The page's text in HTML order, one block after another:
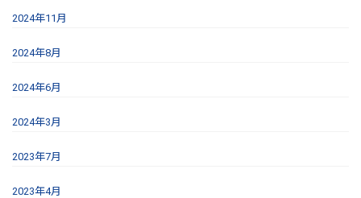
2024年11月
2024年8月
2024年6月
2024年3月
2023年7月
2023年4月